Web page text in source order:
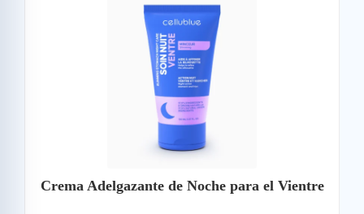
Crema Adelgazante de Noche para el Vientre